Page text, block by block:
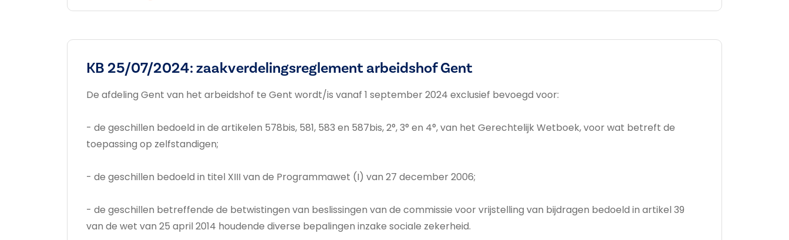
KB 25/07/2024: zaakverdelingsreglement arbeidshof Gent
De afdeling Gent van het arbeidshof te Gent wordt/is vanaf 1 september 2024 exclusief bevoegd voor:
- de geschillen bedoeld in de artikelen 578bis, 581, 583 en 587bis, 2°, 3° en 4°, van het Gerechtelijk Wetboek, voor wat betreft de
toepassing op zelfstandigen;
- de geschillen bedoeld in titel XIII van de Programmawet (I) van 27 december 2006;
- de geschillen betreffende de betwistingen van beslissingen van de commissie voor vrijstelling van bijdragen bedoeld in artikel 39
van de wet van 25 april 2014 houdende diverse bepalingen inzake sociale zekerheid.